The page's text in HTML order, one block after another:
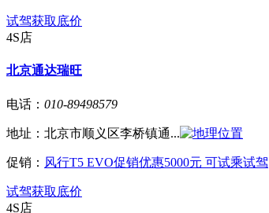
试驾获取底价
4S店
北京通达瑞旺
电话： 010-89498579
地址： 北京市顺义区李桥镇通...
促销： 风行T5 EVO促销优惠5000元 可试乘试驾
试驾获取底价
4S店